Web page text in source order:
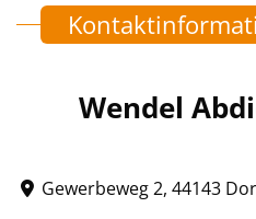
Wendel
Gewerbeweg 2, 44143